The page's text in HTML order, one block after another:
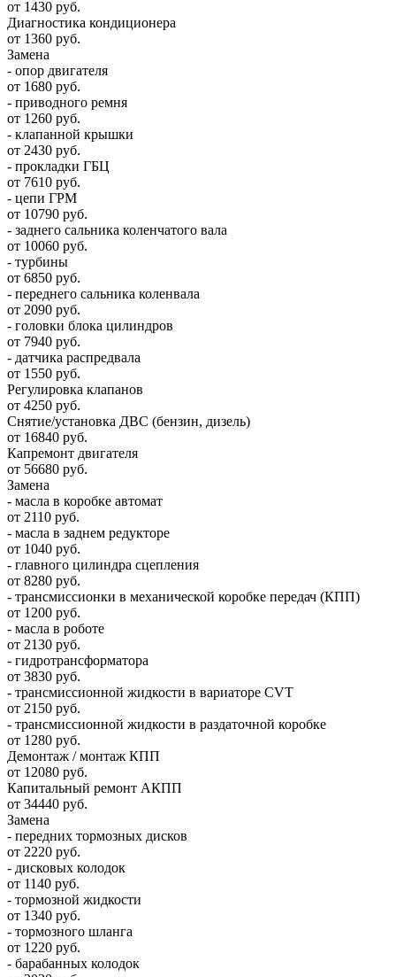
от 1430 руб.
Диагностика кондиционера
от 1360 руб.
Замена
- опор двигателя
от 1680 руб.
- приводного ремня
от 1260 руб.
- клапанной крышки
от 2430 руб.
- прокладки ГБЦ
от 7610 руб.
- цепи ГРМ
от 10790 руб.
- заднего сальника коленчатого вала
от 10060 руб.
- турбины
от 6850 руб.
- переднего сальника коленвала
от 2090 руб.
- головки блока цилиндров
от 7940 руб.
- датчика распредвала
от 1550 руб.
Регулировка клапанов
от 4250 руб.
Снятие/установка ДВС (бензин, дизель)
от 16840 руб.
Капремонт двигателя
от 56680 руб.
Замена
- масла в коробке автомат
от 2110 руб.
- масла в заднем редукторе
от 1040 руб.
- главного цилиндра сцепления
от 8280 руб.
- трансмиссионки в механической коробке передач (КПП)
от 1200 руб.
- масла в роботе
от 2130 руб.
- гидротрансформатора
от 3830 руб.
- трансмиссионной жидкости в вариаторе CVT
от 2150 руб.
- трансмиссионной жидкости в раздаточной коробке
от 1280 руб.
Демонтаж / монтаж КПП
от 12080 руб.
Капитальный ремонт АКПП
от 34440 руб.
Замена
- передних тормозных дисков
от 2220 руб.
- дисковых колодок
от 1140 руб.
- тормозной жидкости
от 1340 руб.
- тормозного шланга
от 1220 руб.
- барабанных колодок